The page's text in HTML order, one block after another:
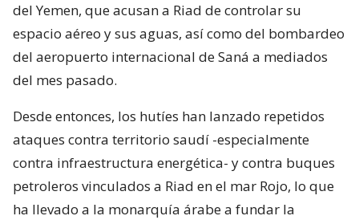
del Yemen, que acusan a Riad de controlar su
espacio aéreo y sus aguas, así como del bombardeo
del aeropuerto internacional de Saná a mediados
del mes pasado.
Desde entonces, los hutíes han lanzado repetidos
ataques contra territorio saudí -especialmente
contra infraestructura energética- y contra buques
petroleros vinculados a Riad en el mar Rojo, lo que
ha llevado a la monarquía árabe a fundar la